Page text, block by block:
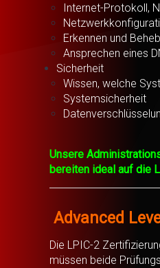
Internet-Protokoll,
Erkennen und
Ansprechen eines
Sicherheit
Wissen, welche
Systemsicherheit
Unsere
bereiten ideal auf die
Advanced
Die LPIC-2
müssen beide